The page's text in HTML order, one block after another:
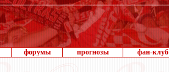
форумы прогнозы фан-клуб